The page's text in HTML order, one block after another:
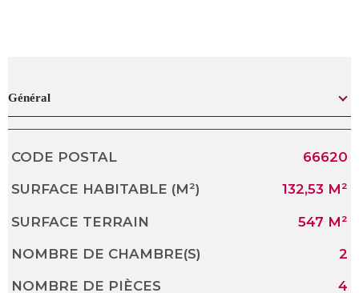
Général
Caractérisque Valeurs
CODE POSTAL 66620
SURFACE HABITABLE (M²) 132,53 M²
SURFACE TERRAIN 547 M²
NOMBRE DE CHAMBRE(S) 2
NOMBRE DE PIÈCES 4